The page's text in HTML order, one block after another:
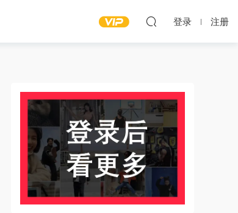
登录 注册